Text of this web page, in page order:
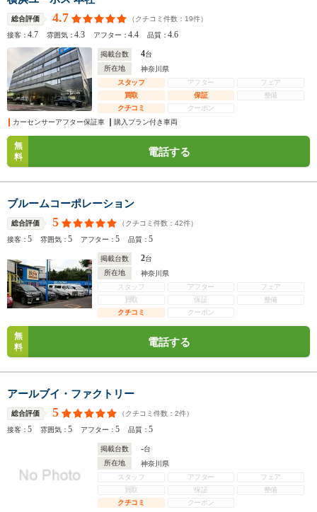
総合評価 4.7 （クチコミ件数： 19件）
接客：4.7 雰囲気：4.3 アフター：4.4 品質：4.6
掲載台数 4台
所在地
神奈川県
スタッフ
アフター
フェア
買取
保証
整備
クチコミ
クーポン
カーセンサーアフター保証車
購入プラン付き車両
無
料
電話する
ブルームコーポレーション
総合評価 5 （クチコミ件数： 42件）
接客：5 雰囲気：5 アフター：5 品質：5
掲載台数 2台
所在地
神奈川県
スタッフ
アフター
フェア
買取
保証
整備
クチコミ
クーポン
無
料
電話する
アールブイ・ファクトリー
総合評価 5 （クチコミ件数： 2件）
接客：5 雰囲気：5 アフター：5 品質：5
掲載台数 -台
所在地
神奈川県
スタッフ
アフター
フェア
買取
保証
整備
クチコミ
クーポン